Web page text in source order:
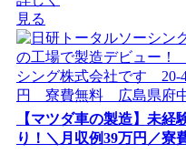
見る
【マツダ車の製造】未経
り！＼月収例39万円／寮